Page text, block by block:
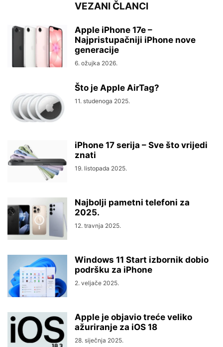
VEZANI ČLANCI
Apple iPhone 17e –
Najpristupačniji iPhone nove
generacije
6. ožujka 2026.
Što je Apple AirTag?
11. studenoga 2025.
iPhone 17 serija – Sve što vrijedi
znati
19. listopada 2025.
Najbolji pametni telefoni za
2025.
12. travnja 2025.
Windows 11 Start izbornik dobio
podršku za iPhone
2. veljače 2025.
Apple je objavio treće veliko
ažuriranje za iOS 18
28. siječnja 2025.